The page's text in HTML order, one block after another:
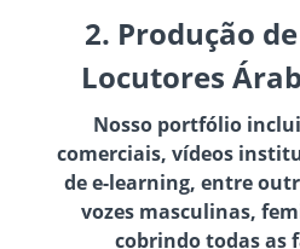
2. Produção
Locutores
Nosso portfólio
comerciais, vídeos
de e-learning, entre
vozes masculinas,
cobrindo todas as